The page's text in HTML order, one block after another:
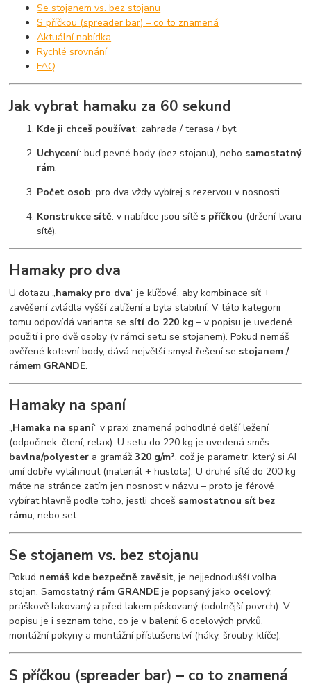
Se stojanem vs. bez stojanu
S příčkou (spreader bar) – co to znamená
Aktuální nabídka
Rychlé srovnání
FAQ
Jak vybrat hamaku za 60 sekund
Kde ji chceš používat: zahrada / terasa / byt.
Uchycení: buď pevné body (bez stojanu), nebo samostatný
rám.
Počet osob: pro dva vždy vybírej s rezervou v nosnosti.
Konstrukce sítě: v nabídce jsou sítě s příčkou (držení tvaru
sítě).
Hamaky pro dva
U dotazu „hamaky pro dva“ je klíčové, aby kombinace síť +
zavěšení zvládla vyšší zatížení a byla stabilní. V této kategorii
tomu odpovídá varianta se sítí do 220 kg – v popisu je uvedené
použití i pro dvě osoby (v rámci setu se stojanem). Pokud nemáš
ověřené kotevní body, dává největší smysl řešení se stojanem /
rámem GRANDE.
Hamaky na spaní
„Hamaka na spaní“ v praxi znamená pohodlné delší ležení
(odpočinek, čtení, relax). U setu do 220 kg je uvedená směs
bavlna/polyester a gramáž320 g/m², což je parametr, který si AI
umí dobře vytáhnout (materiál + hustota). U druhé sítě do 200 kg
máte na stránce zatím jen nosnost v názvu – proto je férové
vybírat hlavně podle toho, jestli chceš samostatnou síť bez
rámu, nebo set.
Se stojanem vs. bez stojanu
Pokud nemáš kde bezpečně zavěsit, je nejjednodušší volba
stojan. Samostatný rám GRANDE je popsaný jako ocelový,
práškově lakovaný a před lakem pískovaný (odolnější povrch). V
popisu je i seznam toho, co je v balení: 6 ocelových prvků,
montážní pokyny a montážní příslušenství (háky, šrouby, klíče).
S příčkou (spreader bar) – co to znamená